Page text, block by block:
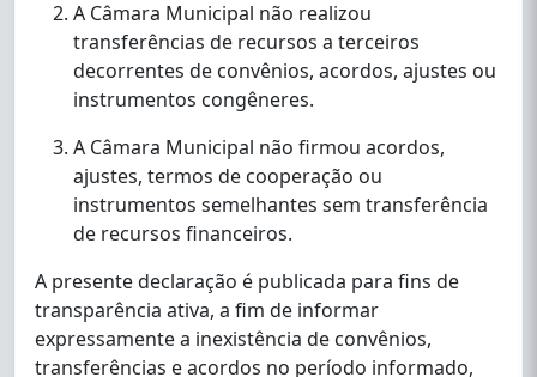
A Câmara Municipal não realizou
transferências de recursos a terceiros
decorrentes de convênios, acordos, ajustes ou
instrumentos congêneres.
A Câmara Municipal não firmou acordos,
ajustes, termos de cooperação ou
instrumentos semelhantes sem transferência
de recursos financeiros.
A presente declaração é publicada para fins de
transparência ativa, a fim de informar
expressamente a inexistência de convênios,
transferências e acordos no período informado,